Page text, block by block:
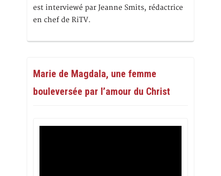
est interviewé par Jeanne Smits, rédactrice
en chef de RiTV.
Marie de Magdala, une femme
bouleversée par l’amour du Christ